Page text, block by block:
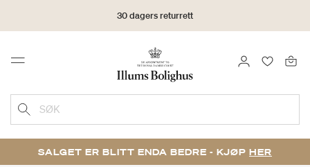
30 dagers returrett
Menu LOGG INN
SØK
SALGET ER BLITT ENDA BEDRE - KJØP HER